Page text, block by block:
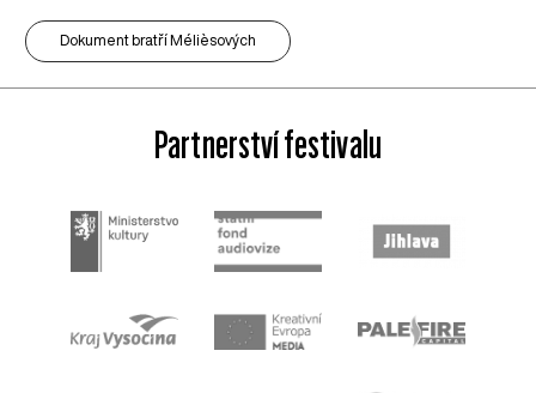
Dokument bratří Mélièsových
Partnerství festivalu